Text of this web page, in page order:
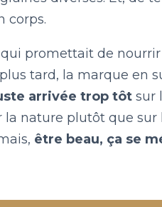
corps.
promettait de
tard, la marque en
arrivée trop tôt sur
la nature plutôt que sur
être beau, ça se